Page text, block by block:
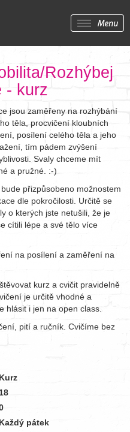
Rozhýbej
- kurz
jsou zaměřeny na rozhýbání
těla, procvičení kloubních
posílení celého těla a jeho
tím pádem zvýšení
Svaly chceme mít
a pružné. :-)
přizpůsobeno možnostem
dle pokročilosti. Určitě se
o kterých jste netušili, že je
cítili lépe a své tělo více
na posílení a zaměření na
kurz a cvičit pravidelně
je určitě vhodné a
hlásit i jen na open class.
pití a ručník. Cvičíme bez
Kurz
18
Každý pátek